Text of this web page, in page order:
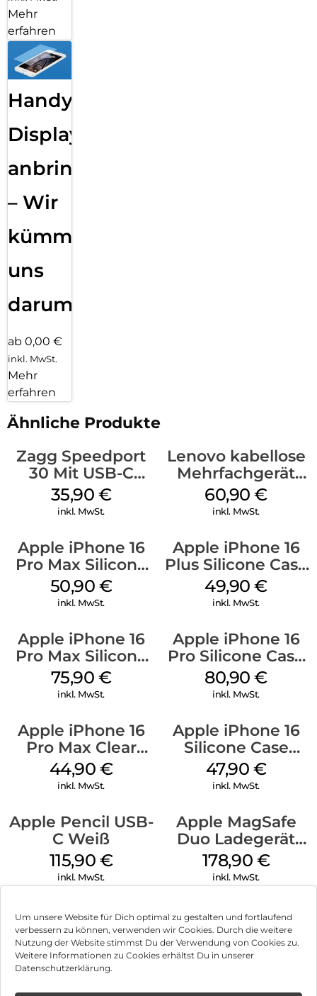
Um unsere Website für Dich optimal zu gestalten und fortlaufend
verbessern zu können, verwenden wir Cookies. Durch die weitere
Nutzung der Website stimmst Du der Verwendung von Cookies zu.
Weitere Informationen zu Cookies erhältst Du in unserer
Datenschutzerklärung.
Mehr
erfahren
Handy
Displayfolie
anbringen
– Wir
kümmern
uns
darum!
ab 0,00 €
inkl. MwSt.
Mehr
erfahren
Ähnliche Produkte
Zagg Speedport
30 Mit USB-C
Kabel Weiß
35,90 €
inkl. MwSt.
Lenovo kabellose
Mehrfachgerät
Luna Grey
60,90€
inkl. MwSt.
Apple iPhone 16
Pro Max Silicone
Case MagSafe
Denim
50,90 €
inkl. MwSt.
Apple iPhone 16
Plus Silicone Case
MagSafe Lake
Green
49,90€
inkl. MwSt.
Apple iPhone 16
Pro Max Silicone
Case MagSafe
Stone Gray
75,90 €
inkl. MwSt.
Apple iPhone 16
Pro Silicone Case
MagSafe Stone
Gray
80,90€
inkl. MwSt.
Apple iPhone 16
Pro Max Clear
Case MagSafe
Transparent
44,90 €
inkl. MwSt.
Apple iPhone 16
Silicone Case
MagSafe Fuchsia
47,90 €
inkl. MwSt.
Apple Pencil USB-
C Weiß
115,90 €
inkl. MwSt.
Apple MagSafe
Duo Ladegerät
Weiß
178,90 €
inkl. MwSt.
Impressum